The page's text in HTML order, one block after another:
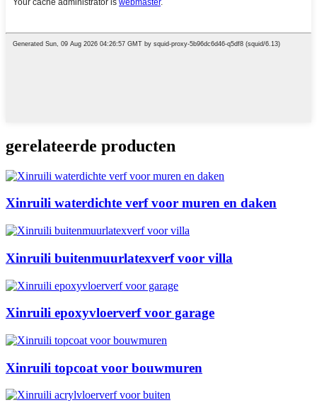
gerelateerde producten
Xinruili waterdichte verf voor muren en daken
Xinruili buitenmuurlatexverf voor villa
Xinruili epoxyvloerverf voor garage
Xinruili topcoat voor bouwmuren